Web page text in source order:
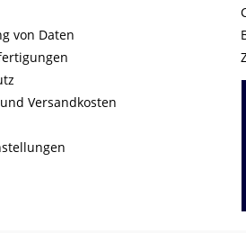
von Daten
Versandkosten